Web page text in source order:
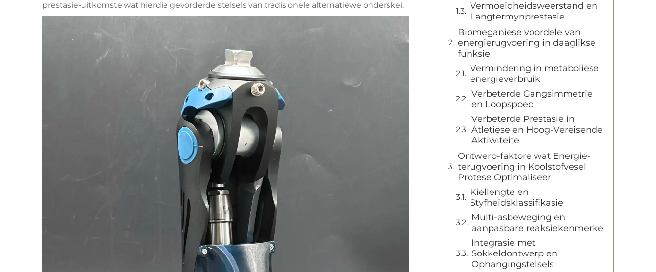
prestasie-uitkomste wat hierdie gevorderde stelsels van tradisionele alternatiewe onderskei.
Vermoeidheidsweerstand en
Langtermynprestasie
Biomeganiese voordele van
energierugvoering in daaglikse
funksie
Vermindering in metaboliese
energieverbruik
Verbeterde Gangsimmetrie
en Loopspoed
Verbeterde Prestasie in
Atletiese en Hoog-Vereisende
Aktiwiteite
Ontwerp-faktore wat Energie-
terugvoering in Koolstofvesel
Protese Optimaliseer
Kiellengte en
Styfheidsklassifikasie
Multi-asbeweging en
aanpasbare reaksiekenmerke
Integrasie met
Sokkeldontwerp en
Ophangingstelsels